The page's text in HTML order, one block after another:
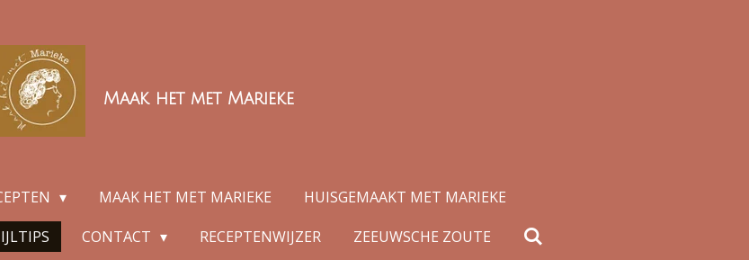
Maak het met Marieke
MAAK HET MET MARIEKE
HUISGEMAAKT MET MARIEKE
CONTACT RECEPTENWIJZER
ZEEUWSCHE ZOUTE